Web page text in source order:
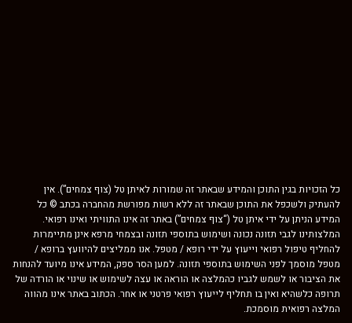
כל הזכויות בגין התוכן והמידע שבאתר זה שמורות לאיתן טל (צוף צמחים”). אין
להעתיק ולשכפל את התוכן שבאתר זה ללא רשות מפורשת מהחברה בכתב © כל
המידע הניתן על ידי איתן טל (“צוף צמחים”) באתר זה אינו התוויתי ואינו רפואי.
המלצותינו לגבי תזונה נכונה ושימוש בתוספי תזונה ובצמחי מרפא אינן מתיימרות
להחליף טיפול רפואי וייעוץ על ידי רופא / מטפל. אנו ממליצים להיוועץ ברופא /
מטפל מוסמך לפני השימוש בתוספי תזונה. למען הסר ספק, המידע אינו מיועד להנחות
את הציבור או לשמש לגביו כהמלצה או הוראה או עצה לשימוש או שינוי או הורדה של
תרופה כלשהיא ואין בו תחליף לייעוץ רפואי פרטני או אחר. הכתוב באתר אינו מהווה
המלצה רפואית מוסמכת.